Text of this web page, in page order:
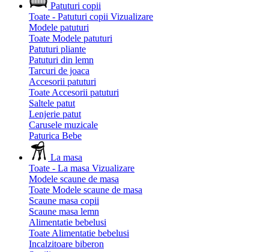
Patuturi copii
Toate - Patuturi copii Vizualizare
Modele patuturi
Toate Modele patuturi
Patuturi pliante
Patuturi din lemn
Tarcuri de joaca
Accesorii patuturi
Toate Accesorii patuturi
Saltele patut
Lenjerie patut
Carusele muzicale
Paturica Bebe
La masa
Toate - La masa Vizualizare
Modele scaune de masa
Toate Modele scaune de masa
Scaune masa copii
Scaune masa lemn
Alimentatie bebelusi
Toate Alimentatie bebelusi
Incalzitoare biberon